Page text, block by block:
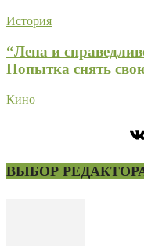
История
“Лена и
Попытка снять
Кино
ВЫБОР